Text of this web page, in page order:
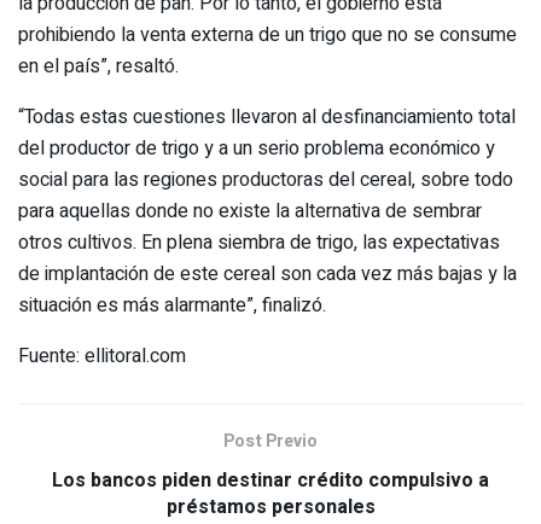
prohibiendo la venta externa de un trigo que no se consume
en el país”, resaltó.
“Todas estas cuestiones llevaron al desfinanciamiento total
del productor de trigo y a un serio problema económico y
social para las regiones productoras del cereal, sobre todo
para aquellas donde no existe la alternativa de sembrar
otros cultivos. En plena siembra de trigo, las expectativas
de implantación de este cereal son cada vez más bajas y la
situación es más alarmante”, finalizó.
Fuente: ellitoral.com
Post Previo
Los bancos piden destinar crédito compulsivo a
préstamos personales